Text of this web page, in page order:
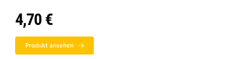
4,70€
Produkt ansehen